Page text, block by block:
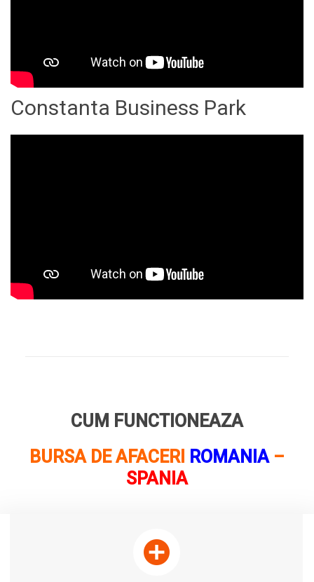
Constanta Business Park
CUM FUNCTIONEAZA
BURSA DE AFACERI
ROMANIA–
SPANIA